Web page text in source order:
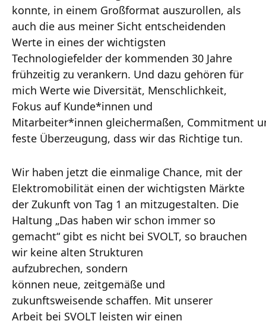
konnte, in einem Großformat auszurollen, als
auch die aus meiner Sicht entscheidenden
Werte in eines der wichtigsten
Technologiefelder der kommenden 30 Jahre
frühzeitig zu verankern. Und dazu gehören für
mich Werte wie Diversität, Menschlichkeit,
Fokus auf Kunde*innen und
Mitarbeiter*innen gleichermaßen, Commitment
feste Überzeugung, dass wir das Richtige tun.
Wir haben jetzt die einmalige Chance, mit der
Elektromobilität einen der wichtigsten Märkte
der Zukunft von Tag 1 an mitzugestalten. Die
Haltung „Das haben wir schon immer so
gemacht“ gibt es nicht bei SVOLT, so brauchen
wir keine alten Strukturen
aufzubrechen, sondern
können neue, zeitgemäße und
zukunftsweisende schaffen. Mit unserer
Arbeit bei SVOLT leisten wir einen